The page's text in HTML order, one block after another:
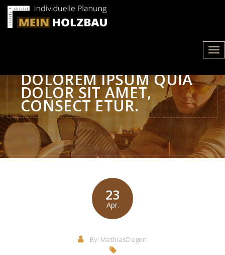
DOLOREM IPSUM QUIA
DOLOR SIT AMET,
CONSECT ETUR.
23
Apr.
By: MathiasDegen